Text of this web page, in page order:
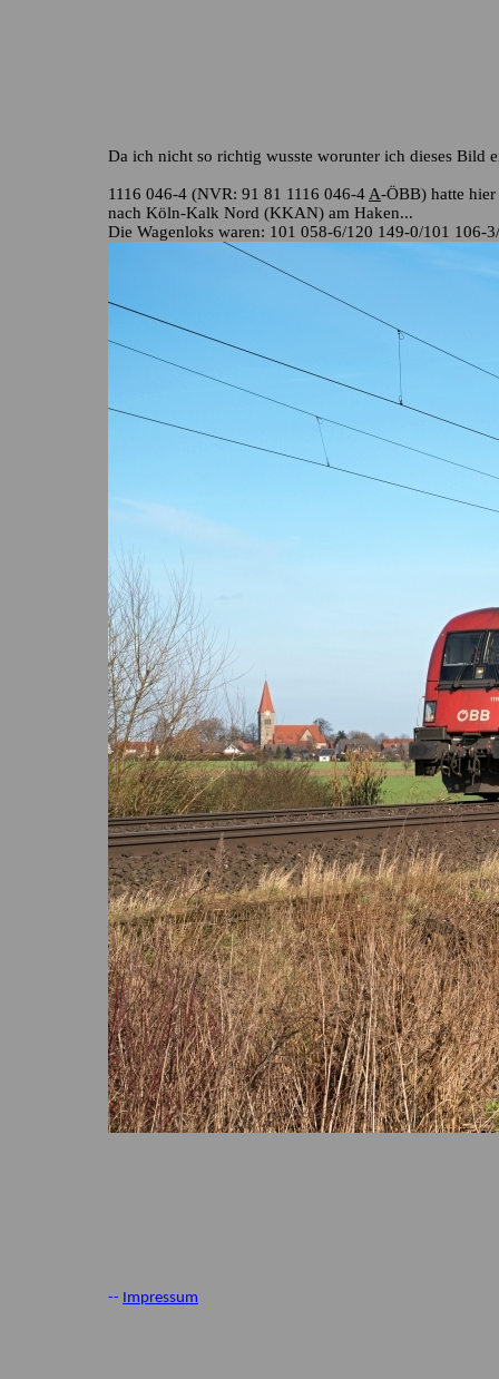
Da ich nicht so richtig wusste worunter ich dieses Bild
1116 046-4 (NVR: 91 81 1116 046-4 A-ÖBB) hatte
nach Köln-Kalk Nord (KKAN) am Haken...
Die Wagenloks waren: 101 058-6/120 149-0/101 106-
-- Impressum